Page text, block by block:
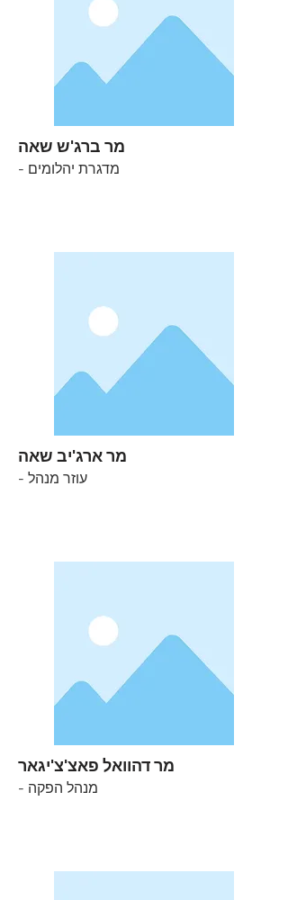
מר ברג'ש שאה
- מדגרת יהלומים
מר ארג'יב שאה
- עוזר מנהל
מר דהוואל פאצ'צ'יגאר
- מנהל הפקה